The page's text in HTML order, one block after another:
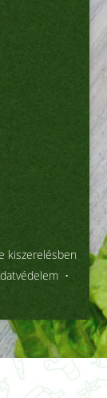
kiszerelésben
•